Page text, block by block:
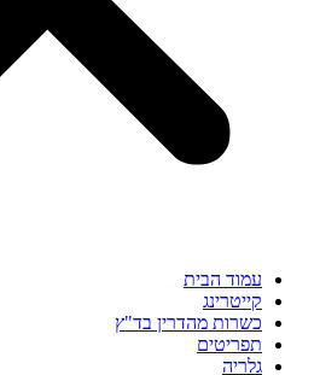
עמוד הבית
קייטרינג
כשרות מהדרין בד"ץ
תפריטים
גלריה